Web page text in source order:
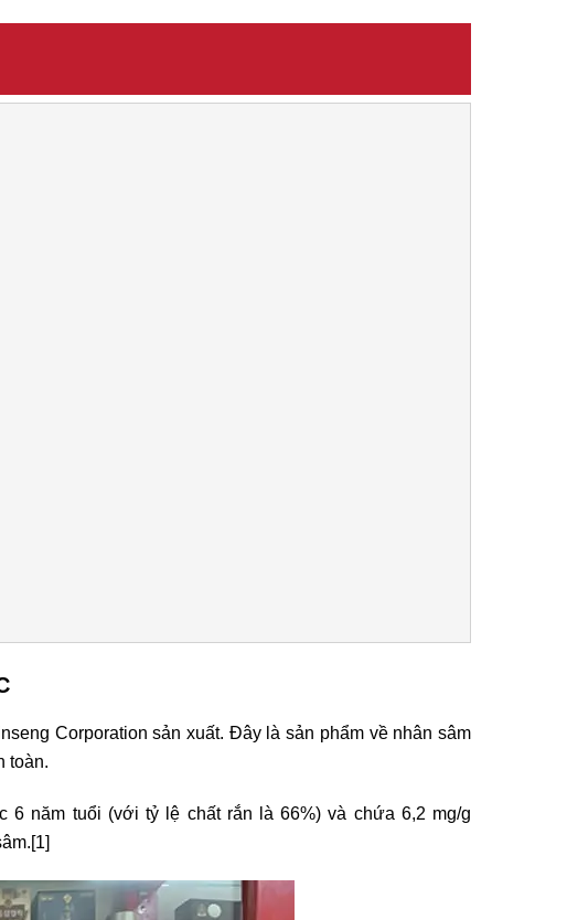
Corporation sản xuất. Đây là sản phẩm về nhân sâm
toàn.
6 năm tuổi (với tỷ lệ chất rắn là 66%) và chứa 6,2 mg/g
[1]